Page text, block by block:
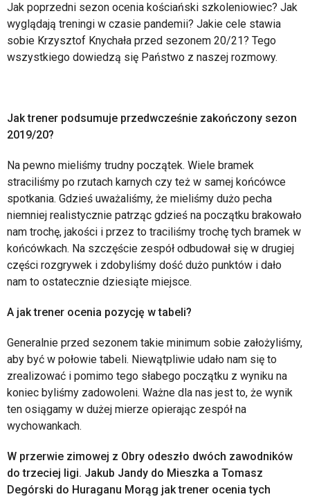
Jak poprzedni sezon ocenia kościański szkoleniowiec? Jak
wyglądają treningi w czasie pandemii? Jakie cele stawia
sobie Krzysztof Knychała przed sezonem 20/21? Tego
wszystkiego dowiedzą się Państwo z naszej rozmowy.
Jak trener podsumuje przedwcześnie zakończony sezon
2019/20?
Na pewno mieliśmy trudny początek. Wiele bramek
straciliśmy po rzutach karnych czy też w samej końcówce
spotkania. Gdzieś uważaliśmy, że mieliśmy dużo pecha
niemniej realistycznie patrząc gdzieś na początku brakowało
nam trochę, jakości i przez to traciliśmy trochę tych bramek w
końcówkach. Na szczęście zespół odbudował się w drugiej
części rozgrywek i zdobyliśmy dość dużo punktów i dało
nam to ostatecznie dziesiąte miejsce.
A jak trener ocenia pozycję w tabeli?
Generalnie przed sezonem takie minimum sobie założyliśmy,
aby być w połowie tabeli. Niewątpliwie udało nam się to
zrealizować i pomimo tego słabego początku z wyniku na
koniec byliśmy zadowoleni. Ważne dla nas jest to, że wynik
ten osiągamy w dużej mierze opierając zespół na
wychowankach.
W przerwie zimowej z Obry odeszło dwóch zawodników
do trzeciej ligi. Jakub Jandy do Mieszka a Tomasz
Degórski do Huraganu Morąg jak trener ocenia tych